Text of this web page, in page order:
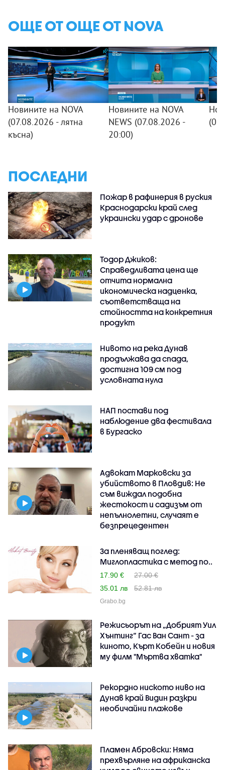
ОЩЕ ОТ ОЩЕ ОТ NOVA
Новините на NOVA
(07.08.2026 - лятна
късна)
Новините на NOVA
NEWS (07.08.2026 -
20:00)
ПОСЛЕДНИ
Пожар в рафинерия в руския
Краснодарски край след
украински удар с дронове
Тодор Джиков:
Справедливата цена ще
отчита нормална
икономическа надценка,
съответстваща на
стойността на конкретния
продукт
Нивото на река Дунав
продължава да спада,
достигна 109 см под
условната нула
НАП постави под
наблюдение два фестивала
в Бургаско
Адвокат Марковски за
убийството в Пловдив: Не
съм виждал подобна
жестокост и садизъм от
непълнолетни, случаят е
безпрецедентен
За пленяващ поглед:
Миглопластика с метод по..
17.90 €
27.00 €
35.01 лв
52.81 лв
Grabo.bg
Режисьорът на „Добрият Уил
Хънтинг“ Гас Ван Сант - за
киното, Кърт Кобейн и новия
му филм "Мъртва хватка"
Рекордно ниското ниво на
Дунав край Видин разкри
необичайни плажове
Пламен Абровски: Няма
прехвърляне на африканска